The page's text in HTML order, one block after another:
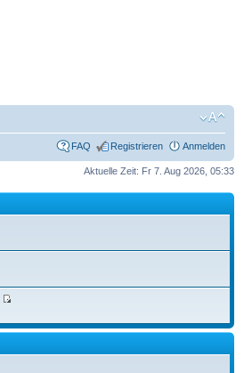
FAQ Registrieren Anmelden
Aktuelle Zeit: Fr 7. Aug 2026, 05:33